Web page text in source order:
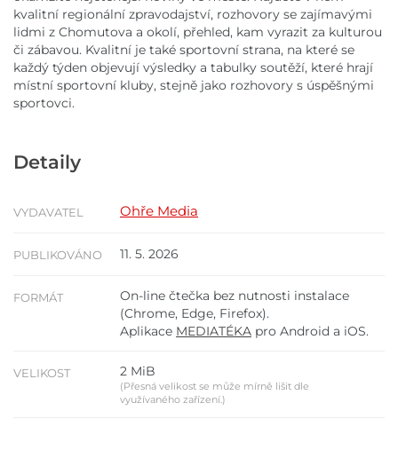
kvalitní regionální zpravodajství, rozhovory se zajímavými
lidmi z Chomutova a okolí, přehled, kam vyrazit za kulturou
či zábavou. Kvalitní je také sportovní strana, na které se
každý týden objevují výsledky a tabulky soutěží, které hrají
místní sportovní kluby, stejně jako rozhovory s úspěšnými
sportovci.
Detaily
VYDAVATEL Ohře Media
PUBLIKOVÁNO 11. 5. 2026
FORMÁT
On-line čtečka bez nutnosti instalace
(Chrome, Edge, Firefox).
Aplikace MEDIATÉKA pro Android a iOS.
VELIKOST 2 MiB
(Přesná velikost se může mírně lišit dle
využívaného zařízení.)